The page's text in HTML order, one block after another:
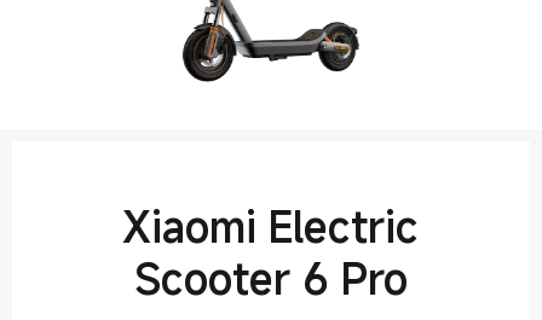
Xiaomi Electric
Scooter 6 Pro